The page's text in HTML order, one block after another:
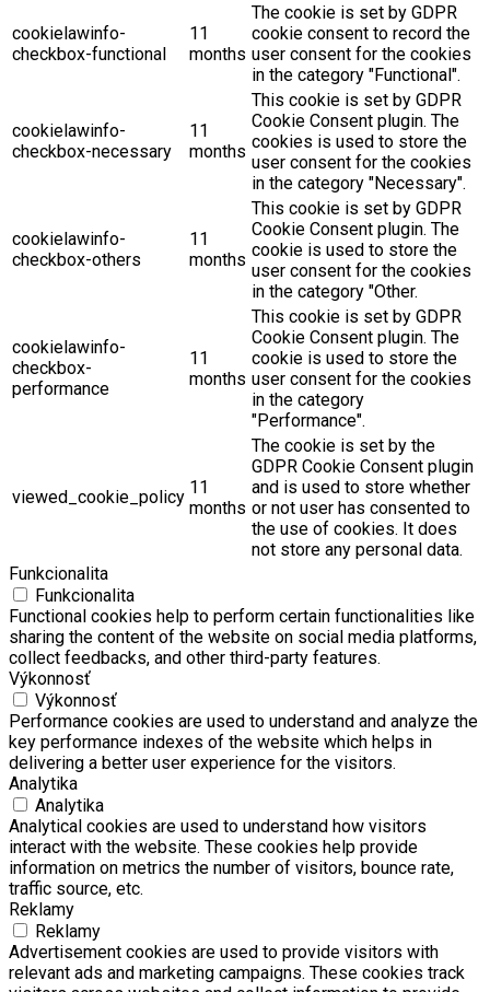
cookielawinfo-
checkbox-functional
11
months
The cookie is set by GDPR
cookie consent to record the
user consent for the cookies
in the category "Functional".
cookielawinfo-
checkbox-necessary
11
months
This cookie is set by GDPR
Cookie Consent plugin. The
cookies is used to store the
user consent for the cookies
in the category "Necessary".
cookielawinfo-
checkbox-others
11
months
This cookie is set by GDPR
Cookie Consent plugin. The
cookie is used to store the
user consent for the cookies
in the category "Other.
cookielawinfo-
checkbox-
performance
11
months
This cookie is set by GDPR
Cookie Consent plugin. The
cookie is used to store the
user consent for the cookies
in the category
"Performance".
viewed_cookie_policy 11
months
The cookie is set by the
GDPR Cookie Consent plugin
and is used to store whether
or not user has consented to
the use of cookies. It does
not store any personal data.
Funkcionalita
Funkcionalita
Functional cookies help to perform certain functionalities like
sharing the content of the website on social media platforms,
collect feedbacks, and other third-party features.
Výkonnosť
Výkonnosť
Performance cookies are used to understand and analyze the
key performance indexes of the website which helps in
delivering a better user experience for the visitors.
Analytika
Analytika
Analytical cookies are used to understand how visitors
interact with the website. These cookies help provide
information on metrics the number of visitors, bounce rate,
traffic source, etc.
Reklamy
Reklamy
Advertisement cookies are used to provide visitors with
relevant ads and marketing campaigns. These cookies track